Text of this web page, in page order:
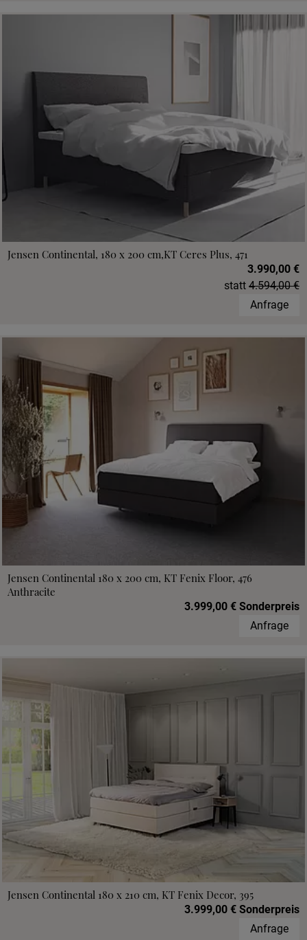
Jensen Continental, 180 x 200 cm,KT Ceres Plus, 471
3.990,00 €
statt 4.594,00 €
Anfrage
Jensen Continental 180 x 200 cm, KT Fenix Floor, 476
Anthracite
3.999,00 € Sonderpreis
Anfrage
Jensen Continental 180 x 210 cm, KT Fenix Decor, 395
3.999,00 € Sonderpreis
Anfrage